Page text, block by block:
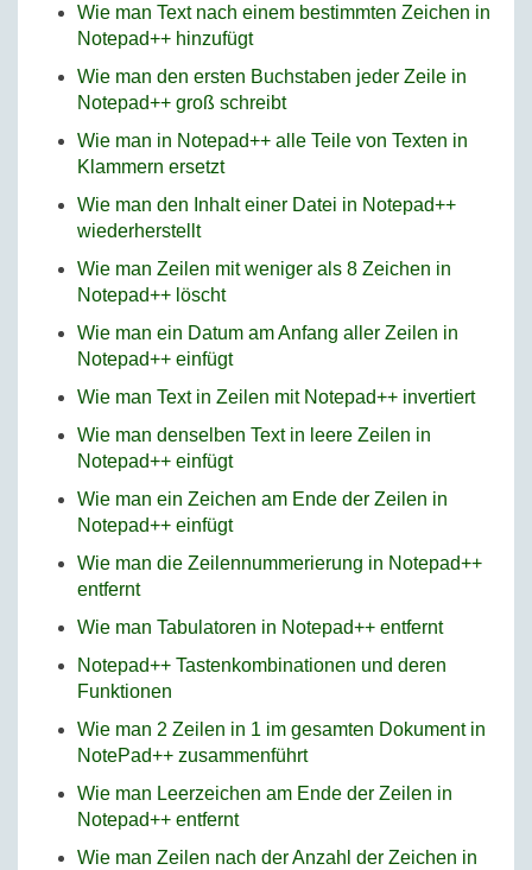
Wie man Text nach einem bestimmten Zeichen in
Notepad++ hinzufügt
Wie man den ersten Buchstaben jeder Zeile in
Notepad++ groß schreibt
Wie man in Notepad++ alle Teile von Texten in
Klammern ersetzt
Wie man den Inhalt einer Datei in Notepad++
wiederherstellt
Wie man Zeilen mit weniger als 8 Zeichen in
Notepad++ löscht
Wie man ein Datum am Anfang aller Zeilen in
Notepad++ einfügt
Wie man Text in Zeilen mit Notepad++ invertiert
Wie man denselben Text in leere Zeilen in
Notepad++ einfügt
Wie man ein Zeichen am Ende der Zeilen in
Notepad++ einfügt
Wie man die Zeilennummerierung in Notepad++
entfernt
Wie man Tabulatoren in Notepad++ entfernt
Notepad++ Tastenkombinationen und deren
Funktionen
Wie man 2 Zeilen in 1 im gesamten Dokument in
NotePad++ zusammenführt
Wie man Leerzeichen am Ende der Zeilen in
Notepad++ entfernt
Wie man Zeilen nach der Anzahl der Zeichen in